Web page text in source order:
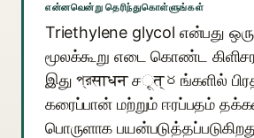
என்னவென்று தெரிந்துகொள்ளுங்கள்
Triethylene glycol என்பது
மூலக்கூறு எடை கொண்ட
இது প্রसाधन சूत्రங்களில்
கரைப்பான் மற்றும் ஈரப்பதம்
பொருளாக